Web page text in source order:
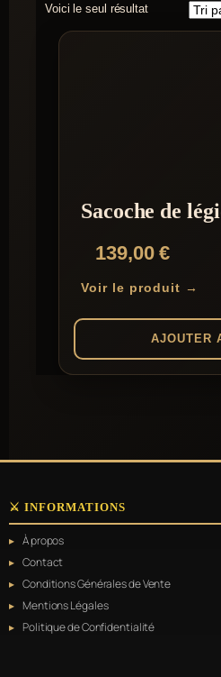
Voici le seul résultat
Sacoche de
139,00€
Voir le produit →
AJOUTER
⚔️ INFORMATIONS
À propos
Contact
Conditions Générales de Vente
Mentions Légales
Politique de Confidentialité